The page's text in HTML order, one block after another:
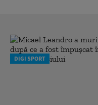
DIGI SPORT